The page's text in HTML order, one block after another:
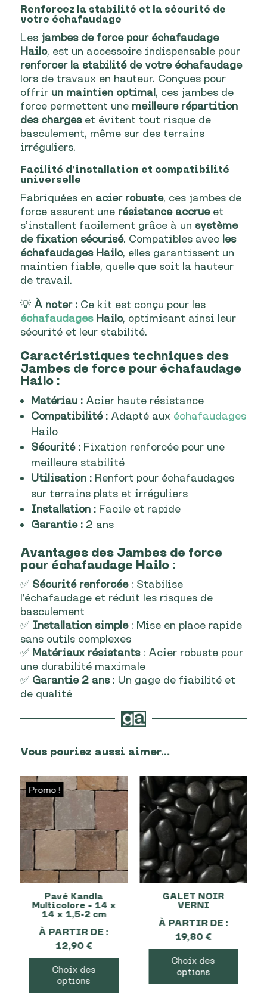
Renforcez la stabilité et la sécurité de
votre échafaudage
Les jambes de force pour échafaudage
Hailo, est un accessoire indispensable pour
renforcer la stabilité de votre échafaudage
lors de travaux en hauteur. Conçues pour
offrir un maintien optimal, ces jambes de
force permettent une meilleure répartition
des chargeset évitent tout risque de
basculement, même sur des terrains
irréguliers.
Facilité d’installation et compatibilité
universelle
Fabriquées en acier robuste, ces jambes de
force assurent une résistance accrueet
s’installent facilement grâce à un système
de fixation sécurisé. Compatibles avec les
échafaudages Hailo, elles garantissent un
maintien fiable, quelle que soit la hauteur
de travail.
💡 À noter :Ce kit est conçu pour les
échafaudagesHailo, optimisant ainsi leur
sécurité et leur stabilité.
Caractéristiques techniques des
Jambes de force pour échafaudage
Hailo :
Matériau :Acier haute résistance
Compatibilité :Adapté aux échafaudages
Hailo
Sécurité :Fixation renforcée pour une
meilleure stabilité
Utilisation :Renfort pour échafaudages
sur terrains plats et irréguliers
Installation :Facile et rapide
Garantie :2 ans
Avantages des Jambes de force
pour échafaudage Hailo :
✅ Sécurité renforcée: Stabilise
l’échafaudage et réduit les risques de
basculement
✅ Installation simple: Mise en place rapide
sans outils complexes
✅ Matériaux résistants: Acier robuste pour
une durabilité maximale
✅ Garantie 2 ans: Un gage de fiabilité et
de qualité
Vous pouriez aussi aimer…
Promo !
Pavé Kandla
Multicolore – 14 x
14 x 1,5-2 cm
À PARTIR DE :
12,90€
Choix des
options
GALET NOIR
VERNI
À PARTIR DE :
19,80€
Choix des
options